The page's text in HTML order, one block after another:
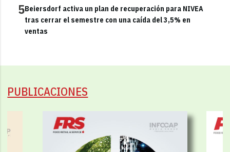
5Beiersdorf activa un plan de recuperación para NIVEA
tras cerrar el semestre con una caída del 3,5% en
ventas
PUBLICACIONES